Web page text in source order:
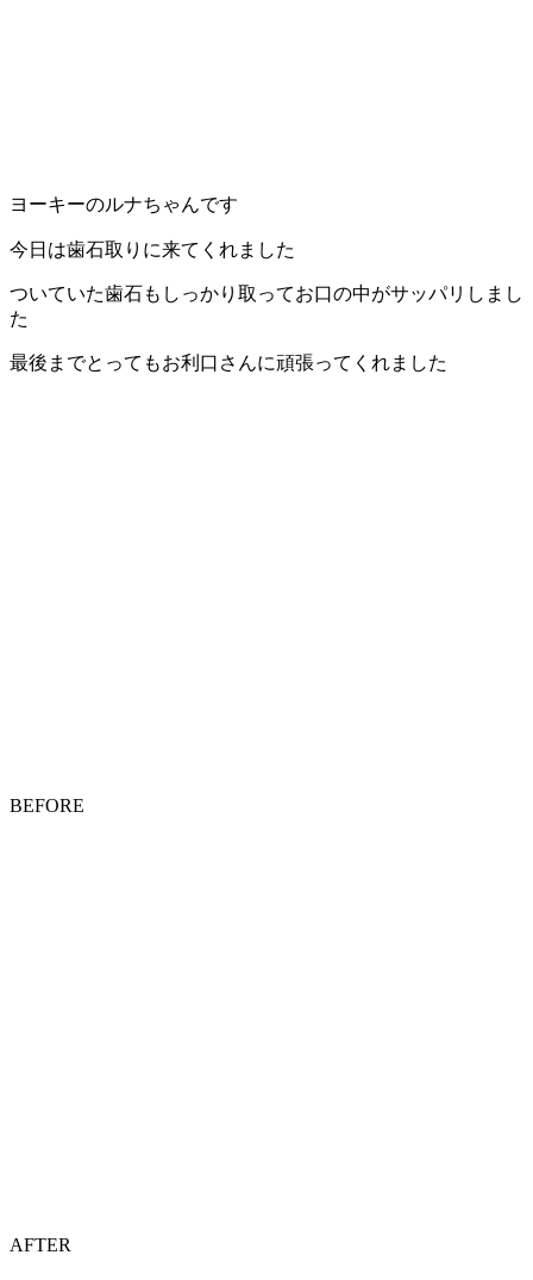
ヨーキーのルナちゃんです
今日は歯石取りに来てくれました
ついていた歯石もしっかり取ってお口の中がサッパリしまし
た
最後までとってもお利口さんに頑張ってくれました
BEFORE
AFTER